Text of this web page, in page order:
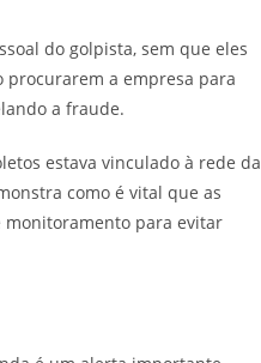
do golpista, sem que eles
procurarem a empresa para
a fraude.
estava vinculado à rede da
como é vital que as
monitoramento para evitar